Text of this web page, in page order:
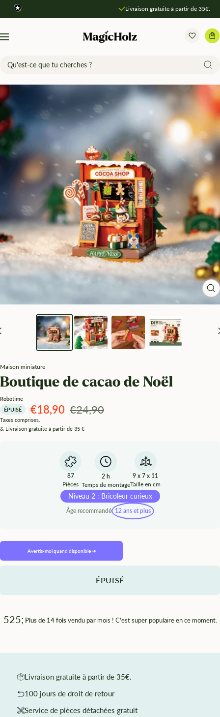
Livraison gratuite à partir de 35€.
Navigation MagicHolz
Maison miniature
Boutique de cacao de Noël
Robotime
ÉPUISÉ
Angebotspreis
€18,90 Regulärer
Preis
€24,90
Taxes comprises.
& Livraison gratuite à partir de 35 €
87
Pièces
2 h
Temps de montage
9 x 7 x 11
Taille en cm
Niveau 2 : Bricoleur curieux
Âge recommandé 12 ans et plus
Avertis-moi quand disponible ➔
ÉPUISÉ
525; Plus de 14 foisvenduparmois ! C'est super populaire en ce moment.
Livraison gratuite à partir de 35€.
100 jours de droit de retour
Service de pièces détachées gratuit